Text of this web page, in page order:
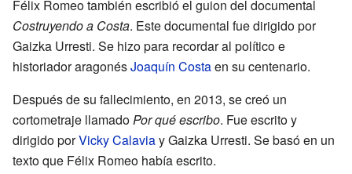
Félix Romeo también escribió el guion del documental
Costruyendo a Costa. Este documental fue dirigido por
Gaizka Urresti. Se hizo para recordar al político e
historiador aragonésJoaquín Costaen su centenario.
Después de su fallecimiento, en 2013, se creó un
cortometraje llamadoPor qué escribo. Fue escrito y
dirigido porVicky Calaviay Gaizka Urresti. Se basó en un
texto que Félix Romeo había escrito.